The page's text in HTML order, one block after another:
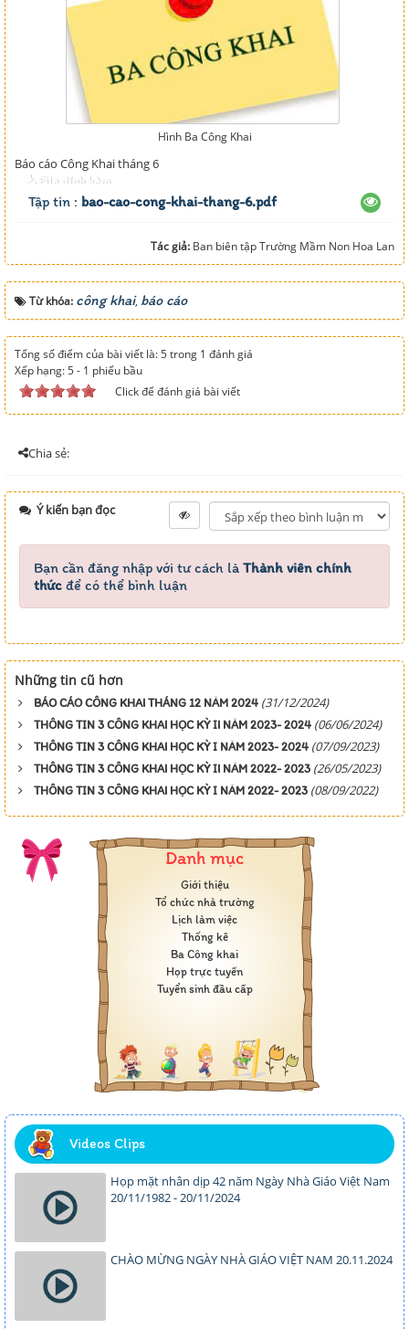
Hình Ba Công Khai
Báo cáo Công Khai tháng 6
File đính kèm
Tập tin : bao-cao-cong-khai-thang-6.pdf
Tác giả: Ban biên tập Trường Mầm Non Hoa Lan
Từ khóa: công khai, báo cáo
Tổng số điểm của bài viết là: 5 trong 1 đánh giá
Xếp hạng:5- 1 phiếu bầu
Click để đánh giá bài viết
Chia sẻ:
Ý kiến bạn đọc
Bạn cần đăng nhập với tư cách là Thành viên chính
thức để có thể bình luận
Những tin cũ hơn
BÁO CÁO CÔNG KHAI THÁNG 12 NĂM 2024 (31/12/2024)
THÔNG TIN 3 CÔNG KHAI HỌC KỲ II NĂM 2023- 2024 (06/06/2024)
THÔNG TIN 3 CÔNG KHAI HỌC KỲ I NĂM 2023- 2024 (07/09/2023)
THÔNG TIN 3 CÔNG KHAI HỌC KỲ II NĂM 2022- 2023 (26/05/2023)
THÔNG TIN 3 CÔNG KHAI HỌC KỲ I NĂM 2022- 2023 (08/09/2022)
Danh mục
Giới thiệu
Tổ chức nhà trường
Lịch làm việc
Thống kê
Ba Công khai
Họp trực tuyến
Tuyển sinh đầu cấp
Videos Clips
Họp mặt nhân dịp 42 năm Ngày Nhà Giáo Việt Nam
20/11/1982 - 20/11/2024
CHÀO MỪNG NGÀY NHÀ GIÁO VIỆT NAM 20.11.2024